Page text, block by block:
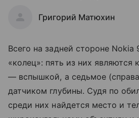
Григорий Матюхин
Всего на задней стороне
«колец»: пять из них
— вспышкой, а седьмое
датчиком глубины. Судя по
среди них найдется место и